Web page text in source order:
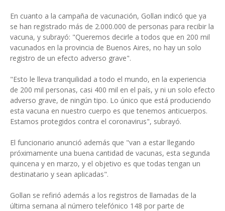
En cuanto a la campaña de vacunación, Gollan indicó que ya
se han registrado más de 2.000.000 de personas para recibir la
vacuna, y subrayó: "Queremos decirle a todos que en 200 mil
vacunados en la provincia de Buenos Aires, no hay un solo
registro de un efecto adverso grave".
"Esto le lleva tranquilidad a todo el mundo, en la experiencia
de 200 mil personas, casi 400 mil en el país, y ni un solo efecto
adverso grave, de ningún tipo. Lo único que está produciendo
esta vacuna en nuestro cuerpo es que tenemos anticuerpos.
Estamos protegidos contra el coronavirus", subrayó.
El funcionario anunció además que "van a estar llegando
próximamente una buena cantidad de vacunas, esta segunda
quincena y en marzo, y el objetivo es que todas tengan un
destinatario y sean aplicadas".
Gollan se refirió además a los registros de llamadas de la
última semana al número telefónico 148 por parte de